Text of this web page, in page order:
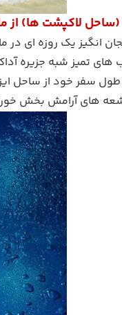
(ساحل لاکپشت ها) از
انگیز یک روزه ای
های تمیز شبه جزیره
سفر خود از ساحل
های آرامش بخش